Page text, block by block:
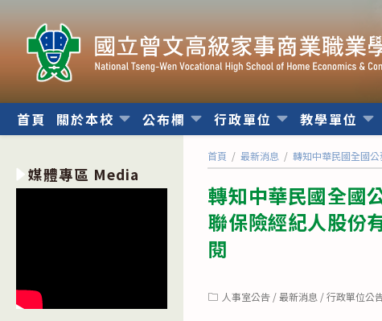
內
首頁 關於本校 公布欄 行政單位 教學單位
首頁 / 最新消息 / 轉知中華民國全國
轉知中華民國全國
聯保險經紀人股份
閱
Post人事室公告 / 最新消息 / 行政單位公
媒體專區 Media